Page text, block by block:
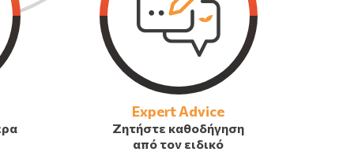
Expert Advice
Ζητήστε καθοδήγηση
από τον ειδικό